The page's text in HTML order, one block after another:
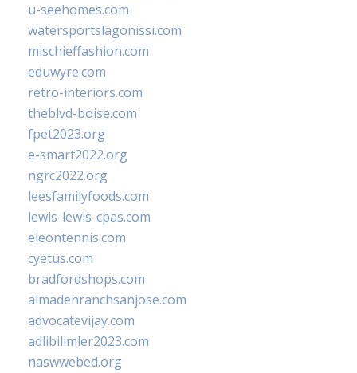
u-seehomes.com
watersportslagonissi.com
mischieffashion.com
eduwyre.com
retro-interiors.com
theblvd-boise.com
fpet2023.org
e-smart2022.org
ngrc2022.org
leesfamilyfoods.com
lewis-lewis-cpas.com
eleontennis.com
cyetus.com
bradfordshops.com
almadenranchsanjose.com
advocatevijay.com
adlibilimler2023.com
naswwebed.org